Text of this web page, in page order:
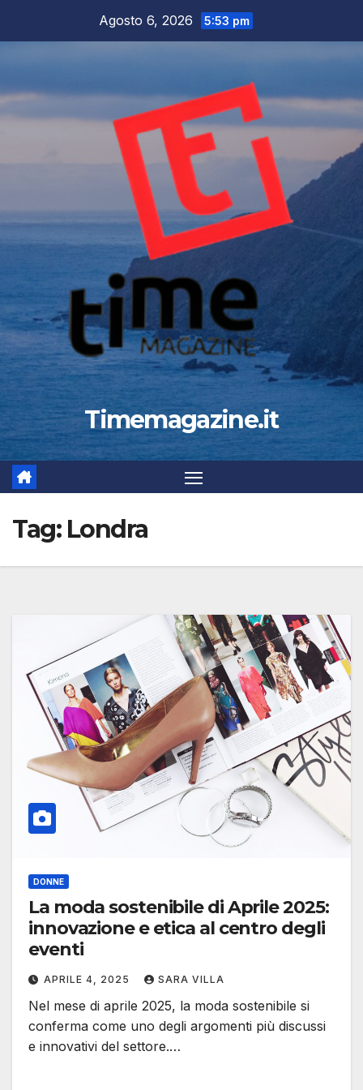
Agosto 6, 2026 5:53 pm
Timemagazine.it
Tag: Londra
DONNE
La moda sostenibile di Aprile 2025:
innovazione e etica al centro degli
eventi
APRILE 4, 2025 SARA VILLA
Nel mese di aprile 2025, la moda sostenibile si
conferma come uno degli argomenti più discussi
e innovativi del settore.…